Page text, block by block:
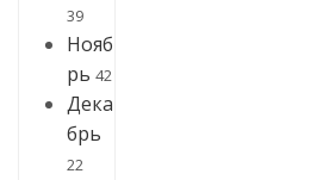
39
Нояб
рь 42
Дека
брь
22